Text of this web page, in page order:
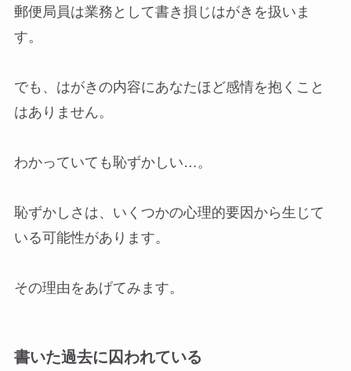
郵便局員は業務として書き損じはがきを扱いま
す。
でも、はがきの内容にあなたほど感情を抱くこと
はありません。
わかっていても恥ずかしい…。
恥ずかしさは、いくつかの心理的要因から生じて
いる可能性があります。
その理由をあげてみます。
書いた過去に囚われている